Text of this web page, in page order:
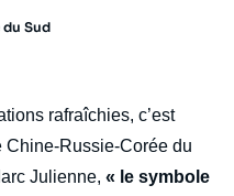
Sud
rafraîchies, c’est
Russie-Corée du
Julienne, « le symbole